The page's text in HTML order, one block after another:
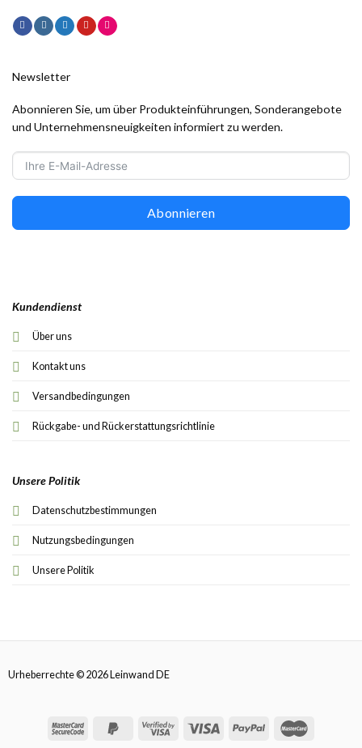
Kundendienst
Über uns
Kontakt uns
Versandbedingungen
Rückgabe- und Rückerstattungsrichtlinie
Unsere Politik
Datenschutzbestimmungen
Nutzungsbedingungen
Unsere Politik
Newsletter
Abonnieren Sie, um über Produkteinführungen, Sonderangebote
und Unternehmensneuigkeiten informiert zu werden.
Abonnieren
Urheberrechte © 2026 Leinwand DE